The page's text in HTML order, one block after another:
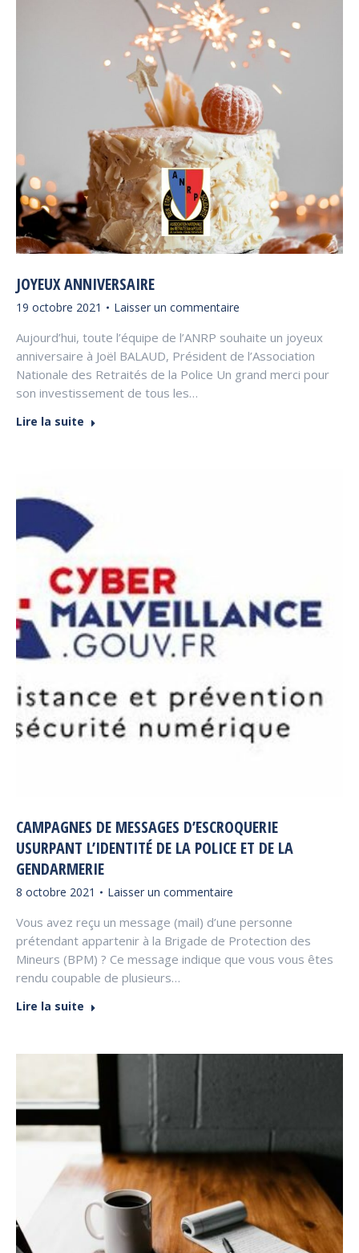
JOYEUX ANNIVERSAIRE
19 octobre 2021 Laisser un commentaire
Aujourd’hui, toute l’équipe de l’ANRP souhaite un joyeux
anniversaire à Joël BALAUD, Président de l’Association
Nationale des Retraités de la Police Un grand merci pour
son investissement de tous les…
Lire la suite
CAMPAGNES DE MESSAGES D’ESCROQUERIE
USURPANT L’IDENTITÉ DE LA POLICE ET DE LA
GENDARMERIE
8 octobre 2021 Laisser un commentaire
Vous avez reçu un message (mail) d’une personne
prétendant appartenir à la Brigade de Protection des
Mineurs (BPM) ? Ce message indique que vous vous êtes
rendu coupable de plusieurs…
Lire la suite